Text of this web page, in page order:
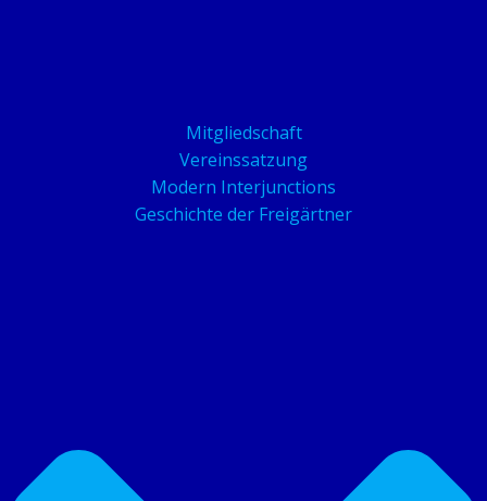
Mitgliedschaft
Vereinssatzung
Modern Interjunctions
Geschichte der Freigärtner